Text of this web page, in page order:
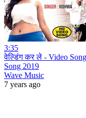
3:35
वेल्डिंग कर ले - Video
Song 2019
Wave Music
7 years ago